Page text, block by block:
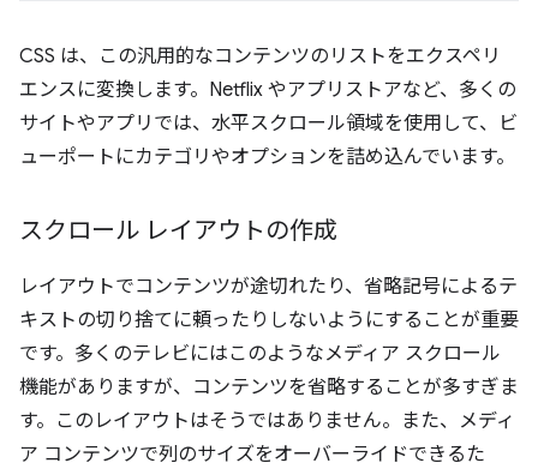
CSS は、この汎用的なコンテンツのリストをエクスペリ
エンスに変換します。Netflix やアプリストアなど、多くの
サイトやアプリでは、水平スクロール領域を使用して、ビ
ューポートにカテゴリやオプションを詰め込んでいます。
スクロール レイアウトの作成
レイアウトでコンテンツが途切れたり、省略記号によるテ
キストの切り捨てに頼ったりしないようにすることが重要
です。多くのテレビにはこのようなメディア スクロール
機能がありますが、コンテンツを省略することが多すぎま
す。このレイアウトはそうではありません。また、メディ
ア コンテンツで列のサイズをオーバーライドできるた